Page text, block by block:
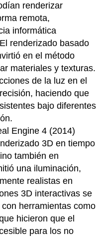
renderizar
remota,
informática
renderizado basado
en el método
materiales y texturas.
de la luz en el
haciendo que
bajo diferentes
Engine 4 (2014)
3D en tiempo
también en
una iluminación,
realistas en
3D interactivas se
herramientas como
hicieron que el
para los no